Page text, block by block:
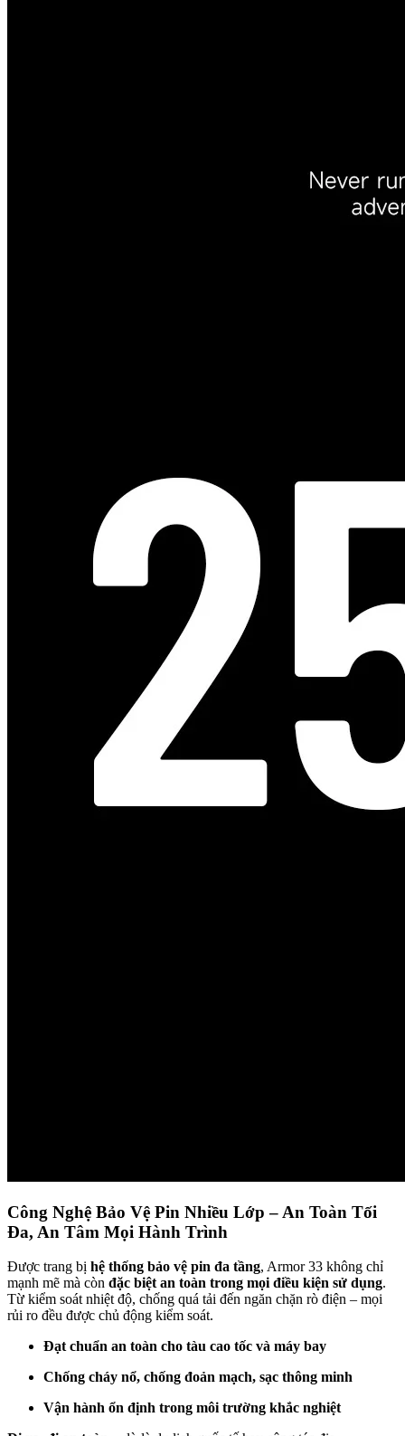
Công Nghệ Bảo Vệ Pin Nhiều Lớp – An Toàn Tối
Đa, An Tâm Mọi Hành Trình
Được trang bị hệ thống bảo vệ pin đa tầng, Armor 33 không chỉ
mạnh mẽ mà còn đặc biệt an toàn trong mọi điều kiện sử dụng.
Từ kiểm soát nhiệt độ, chống quá tải đến ngăn chặn rò điện – mọi
rủi ro đều được chủ động kiểm soát.
Đạt chuẩn an toàn cho tàu cao tốc và máy bay
Chống cháy nổ, chống đoản mạch, sạc thông minh
Vận hành ổn định trong môi trường khắc nghiệt